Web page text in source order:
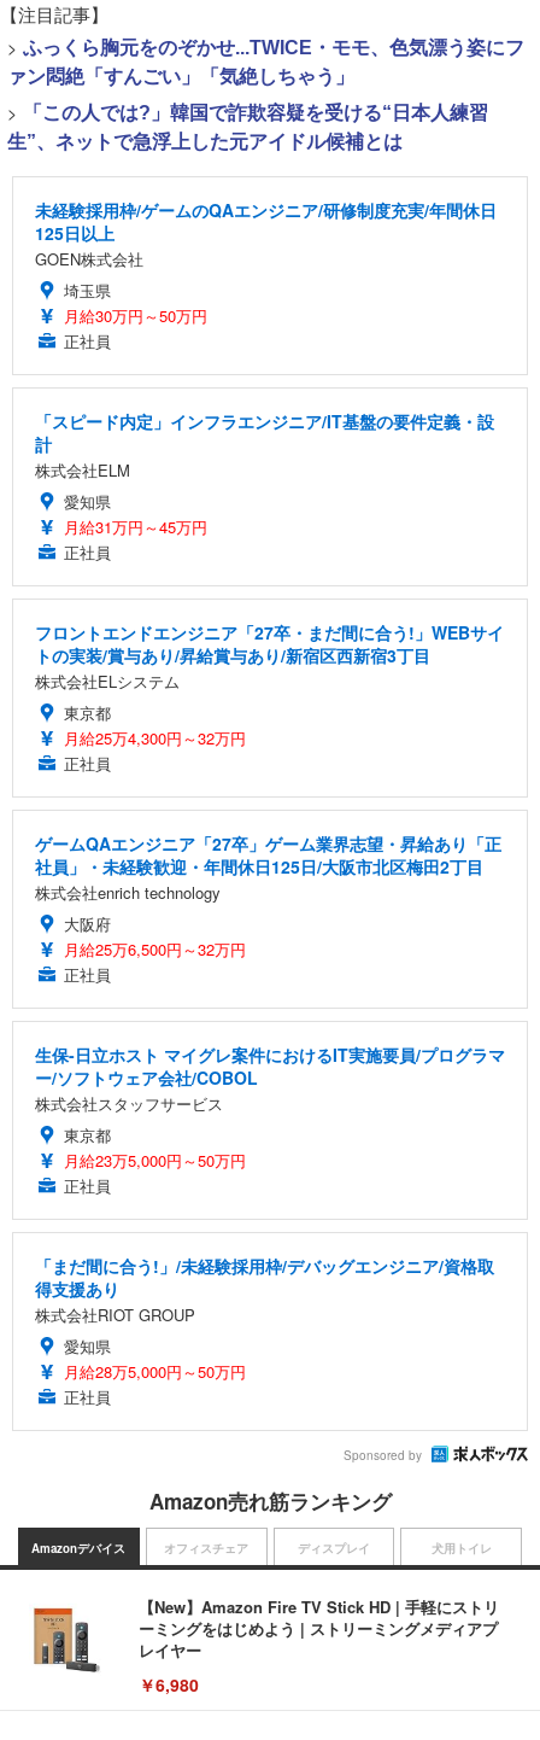
【注目記事】
> ふっくら胸元をのぞかせ...TWICE・モモ、色気漂う姿にフ
ァン悶絶「すんごい」「気絶しちゃう」
>
「この人では?」韓国で詐欺容疑を受ける“日本人練習
生”、ネットで急浮上した元アイドル候補とは
未経験採用枠/ゲームのQAエンジニア/研修制度充実/年間休日
125日以上
GOEN株式会社
埼玉県
月給30万円～50万円
正社員
「スピード内定」インフラエンジニア/IT基盤の要件定義・設
計
株式会社ELM
愛知県
月給31万円～45万円
正社員
フロントエンドエンジニア「27卒・まだ間に合う!」WEBサイ
トの実装/賞与あり/昇給賞与あり/新宿区西新宿3丁目
株式会社ELシステム
東京都
月給25万4,300円～32万円
正社員
ゲームQAエンジニア「27卒」ゲーム業界志望・昇給あり「正
社員」・未経験歓迎・年間休日125日/大阪市北区梅田2丁目
株式会社enrich technology
大阪府
月給25万6,500円～32万円
正社員
生保-日立ホスト マイグレ案件におけるIT実施要員/プログラマ
ー/ソフトウェア会社/COBOL
株式会社スタッフサービス
東京都
月給23万5,000円～50万円
正社員
「まだ間に合う!」/未経験採用枠/デバッグエンジニア/資格取
得支援あり
株式会社RIOT GROUP
愛知県
月給28万5,000円～50万円
正社員
Sponsored by
Amazon売れ筋ランキング
Amazonデバイス
【New】Amazon Fire TV Stick HD | 手軽にストリ
ーミングをはじめよう | ストリーミングメディアプ
レイヤー
￥6,980
オフィスチェア ディスプレイ 犬用トイレ